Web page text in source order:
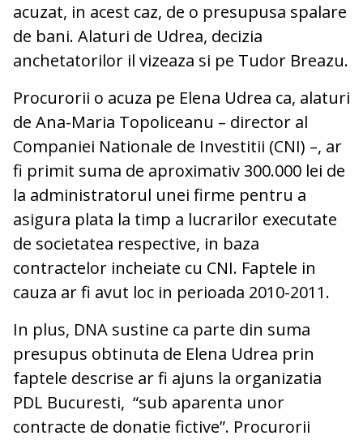
acuzat, in acest caz, de o presupusa spalare
de bani. Alaturi de Udrea, decizia
anchetatorilor il vizeaza si pe Tudor Breazu.
Procurorii o acuza pe Elena Udrea ca, alaturi
de Ana-Maria Topoliceanu – director al
Companiei Nationale de Investitii (CNI) –, ar
fi primit suma de aproximativ 300.000 lei de
la administratorul unei firme pentru a
asigura plata la timp a lucrarilor executate
de societatea respective, in baza
contractelor incheiate cu CNI. Faptele in
cauza ar fi avut loc in perioada 2010-2011.
In plus, DNA sustine ca parte din suma
presupus obtinuta de Elena Udrea prin
faptele descrise ar fi ajuns la organizatia
PDL Bucuresti, “sub aparenta unor
contracte de donatie fictive”. Procurorii